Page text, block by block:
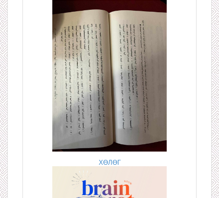
ХӨЛӨГ